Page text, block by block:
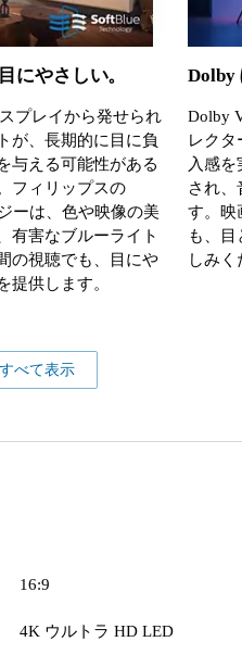
にやさしい。
プレイから発せられ
が、長期的に目に負
与える可能性がある
フィリップスの
ーは、色や映像の美
有害なブルーライト
の視聴でも、目にや
提供します。
Dolby
Dolby
レク
入感
され、
す。映
も、目
しみく
べて表示
16:9
4K ウルトラ HD LED